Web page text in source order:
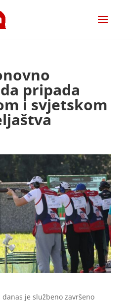
pripada
i svjetskom
je službeno završeno